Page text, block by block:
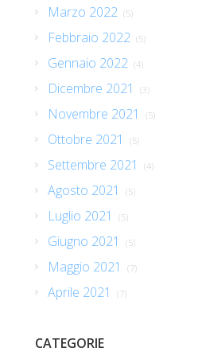
Marzo 2022 (5)
Febbraio 2022 (5)
Gennaio 2022 (4)
Dicembre 2021 (3)
Novembre 2021 (5)
Ottobre 2021 (5)
Settembre 2021 (4)
Agosto 2021 (5)
Luglio 2021 (5)
Giugno 2021 (5)
Maggio 2021 (7)
Aprile 2021 (7)
CATEGORIE